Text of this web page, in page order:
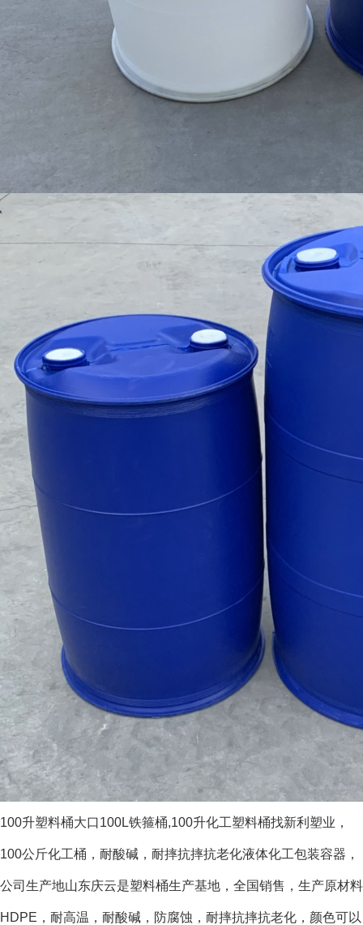
100升塑料桶大口100L铁箍桶,100升化工塑料桶找新利塑业，
100公斤化工桶，耐酸碱，耐摔抗摔抗老化液体化工包装容器，
公司生产地山东庆云是塑料桶生产基地，全国销售，生产原材料
HDPE，耐高温，耐酸碱，防腐蚀，耐摔抗摔抗老化，颜色可以